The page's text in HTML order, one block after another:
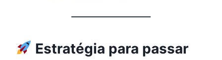
Estratégia para passar